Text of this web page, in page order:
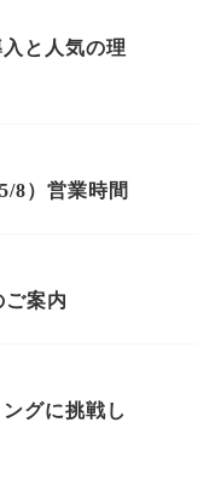
と人気の理
8）営業時間
ご案内
グに挑戦し